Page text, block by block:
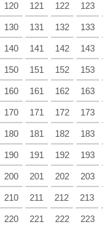
120 121 122 123
130 131 132 133
140 141 142 143
150 151 152 153
160 161 162 163
170 171 172 173
180 181 182 183
190 191 192 193
200 201 202 203
210 211 212 213
220 221 222 223